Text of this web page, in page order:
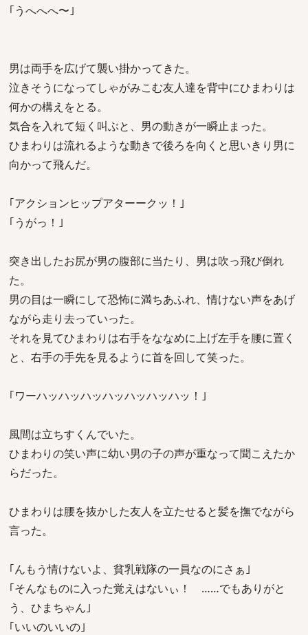
｢うへへへ〜｣
男は両手を広げて襲い掛かってきた。
泣きそうになってしゃがみこむ友人達を背中にひまわりは
何かの構えをとる。
気合を入れて短く叫ぶと、男の動きが一瞬止まった。
ひまわりは流れるような動きで後ろを向くと思いきり男に
向かって飛んだ。
｢アクションヒップアターークッ！｣
｢うがっ！｣
突き出したお尻が男の腹部に当たり、男は吹っ飛び倒れ
た。
男の目は一瞬にして恐怖に満ちあふれ、情けない声をあげ
ながら走り去っていった。
それを見てひまわりは右手をななめに上げ左手を腰に置く
と、右手の手先を見るように首を回して笑った。
｢ワーハッハッハッハッハッハッハッ！｣
風間は立ちすくんでいた。
ひまわりの笑い声に幼い男の子の声が重なって聞こえたか
らだった。
ひまわりは腰を抜かした友人を立たせると髪を撫でながら
言った。
｢んもう情けないよ、貧乳戦隊の一員なのにさぁ｣
｢そんなものに入った覚えはないぃ！ ……でもありがと
う、ひまちゃん｣
｢いいのいいの｣